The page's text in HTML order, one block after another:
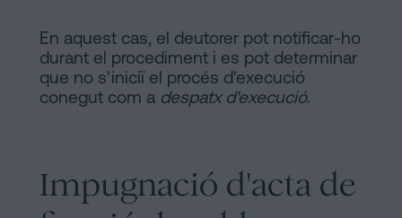
En aquest cas, el deutorer pot notificar-ho
durant el procediment i es pot determinar
que no s'iniciï el procés d'execució
conegut com a despatx d'execució.
Impugnació d'acta de